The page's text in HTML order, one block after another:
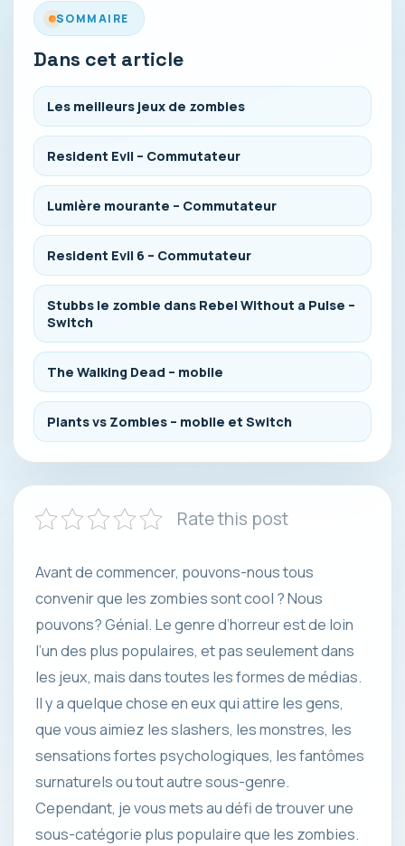
SOMMAIRE
Dans cet article
Les meilleurs jeux de zombies
Resident Evil – Commutateur
Lumière mourante – Commutateur
Resident Evil 6 – Commutateur
Stubbs le zombie dans Rebel Without a Pulse –
Switch
The Walking Dead – mobile
Plants vs Zombies – mobile et Switch
Rate this post
Avant de commencer, pouvons-nous tous
convenir que les zombies sont cool ? Nous
pouvons? Génial. Le genre d’horreur est de loin
l’un des plus populaires, et pas seulement dans
les jeux, mais dans toutes les formes de médias.
Il y a quelque chose en eux qui attire les gens,
que vous aimiez les slashers, les monstres, les
sensations fortes psychologiques, les fantômes
surnaturels ou tout autre sous-genre.
Cependant, je vous mets au défi de trouver une
sous-catégorie plus populaire que les zombies.